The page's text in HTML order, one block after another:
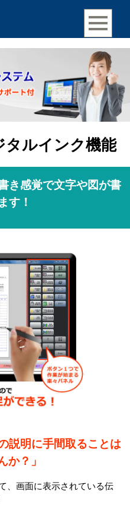
ルインク機能
き感覚で文字や図が書
す！
説明に手間取ることは
か？」
、画面に表示されている伝